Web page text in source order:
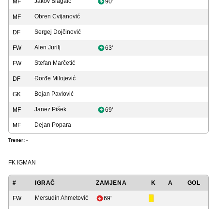
MF Obren Cvijanović
DF Sergej Dojčinović
FW Alen Jurilj 63'
FW Stefan Marčetić
DF Đorđe Milojević
GK Bojan Pavlović
MF Janez Pišek 69'
MF Dejan Popara
Trener: -
FK IGMAN
# IGRAČ ZAMJENA K A GOL
FW Mersudin Ahmetović 69'